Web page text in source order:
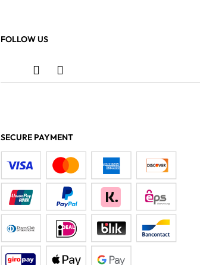
FOLLOW US
SECURE PAYMENT